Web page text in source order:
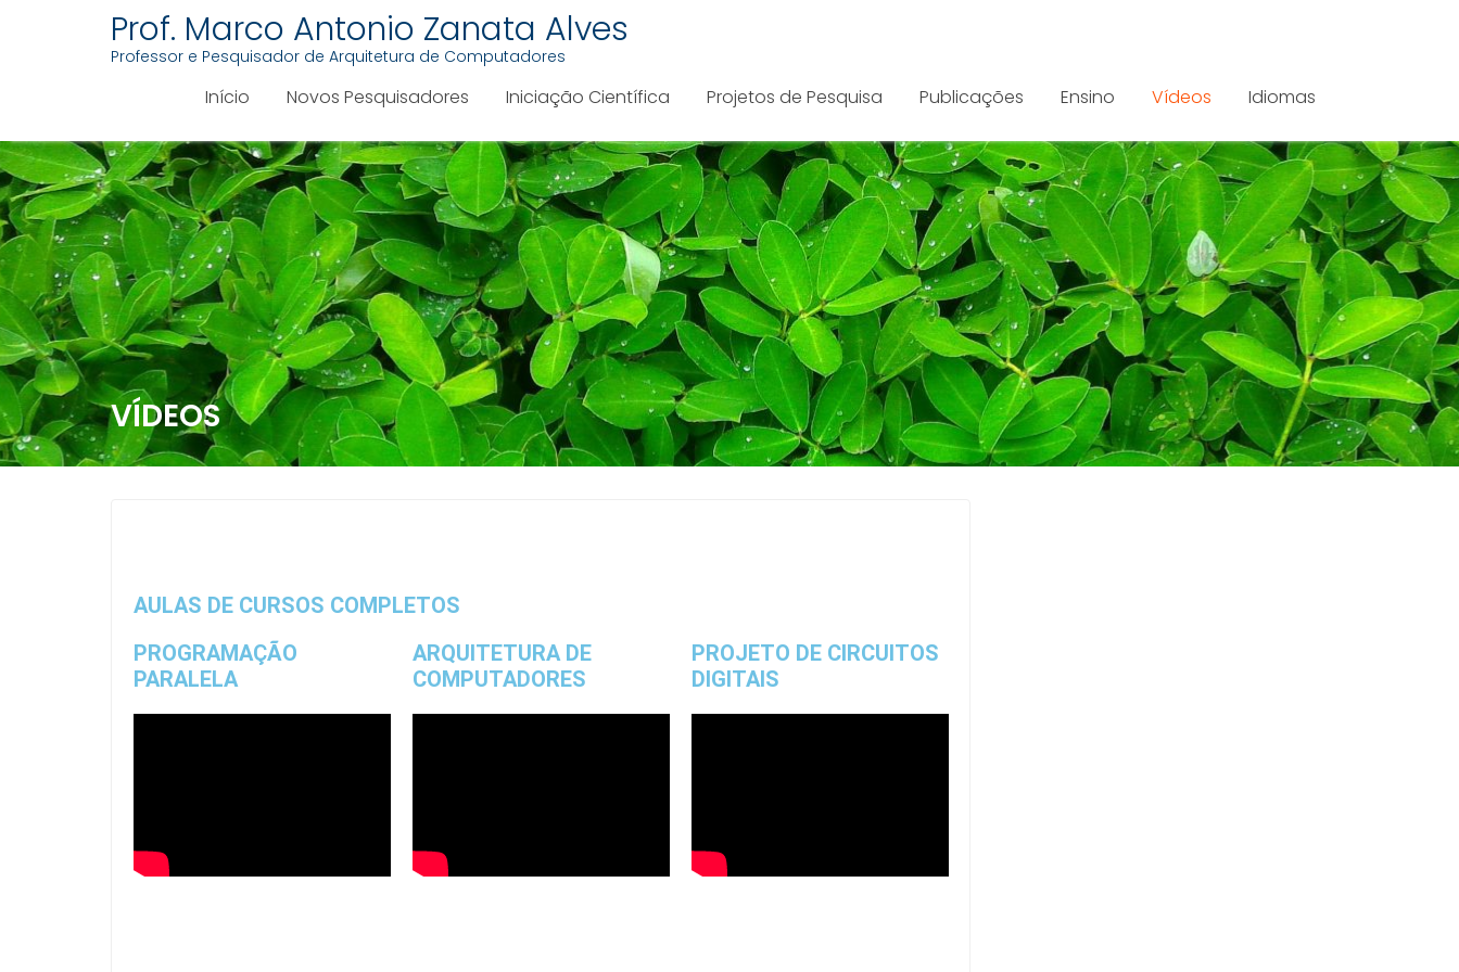
Prof. Marco Antonio Zanata Alves
Professor e Pesquisador de Arquitetura de Computadores
Início Novos Pesquisadores Iniciação Científica Projetos de Pesquisa Publicações Ensino Vídeos Idiomas
VÍDEOS
AULAS DE CURSOS COMPLETOS
PROGRAMAÇÃO
PARALELA
ARQUITETURA DE
COMPUTADORES
PROJETO DE CIRCUITOS
DIGITAIS